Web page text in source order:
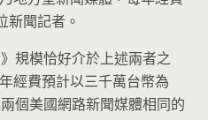
新聞記者。
規模恰好介於上述兩者之
經費預計以三千萬台幣為
個美國網路新聞媒體相同的